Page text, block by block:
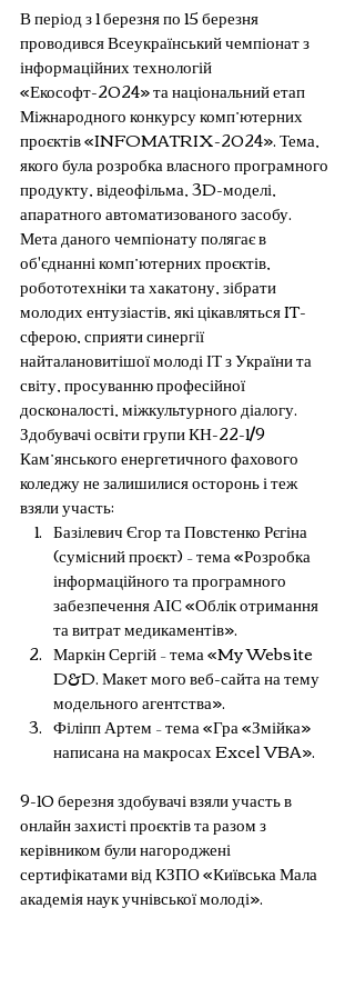
В період з 1 березня по 15 березня
проводився Всеукраїнський чемпіонат з
інформаційних технологій
«Екософт-2024» та національний етап
Міжнародного конкурсу комп’ютерних
проєктів «INFOMATRIX-2024». Тема,
якого була розробка власного програмного
продукту, відеофільма, 3D-моделі,
апаратного автоматизованого засобу.
Мета даного чемпіонату полягає в
об'єднанні комп’ютерних проєктів,
робототехніки та хакатону, зібрати
молодих ентузіастів, які цікавляться IT-
сферою, сприяти синергії
найталановитішої молоді ІТ з України та
світу, просуванню професійної
досконалості, міжкультурного діалогу.
Здобувачі освіти групи КН-22-1/9
Кам’янського енергетичного фахового
коледжу не залишилися осторонь і теж
взяли участь:
Базілевич Єгор та Повстенко Рєгіна
(сумісний проєкт) – тема «Розробка
інформаційного та програмного
забезпечення АІС «Облік отримання
та витрат медикаментів».
Маркін Сергій – тема «My Website
D&D. Макет мого веб-сайта на тему
модельного агентства».
Філіпп Артем – тема «Гра «Змійка»
написана на макросах Excel VBA».
9-10 березня здобувачі взяли участь в
онлайн захисті проєктів та разом з
керівником були нагороджені
сертифікатами від КЗПО «Київська Мала
академія наук учнівської молоді».